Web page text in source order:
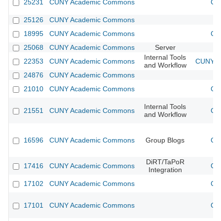
25231 CUNY Academic Commons
25126
CUNY Academic Commons
18995
CUNY Academic Commons
25068
CUNY Academic Commons
Server
22353
CUNY Academic Commons
Internal Tools
and Workflow
CUNY
24876
CUNY Academic Commons
21010
CUNY Academic Commons
21551 CUNY Academic Commons
Internal Tools
and Workflow
16596 CUNY Academic Commons Group Blogs
17416 CUNY Academic Commons
DiRT/TaPoR
Integration
17102 CUNY Academic Commons
17101 CUNY Academic Commons